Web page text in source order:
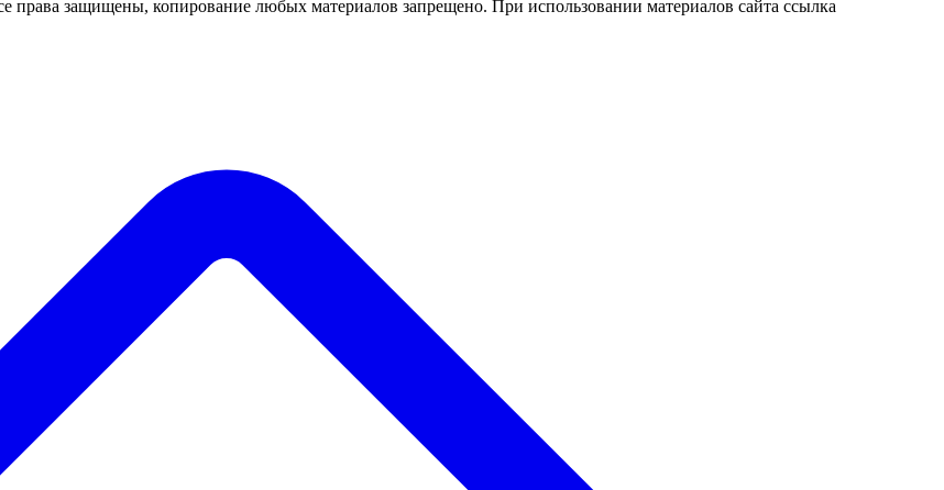
защищены, копирование любых материалов запрещено. При использовании материалов сайта ссылка